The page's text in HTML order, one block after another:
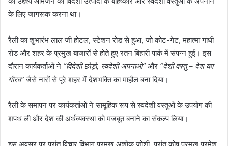
के लिए जागरूक करना था।
रैली का शुभारंभ लाल जी होटल, स्टेशन रोड से हुआ, जो कोट-गेट, महात्मा गांधी
रोड और शहर के प्रमुख बाजारों से होते हुए रतन बिहारी पार्क में संपन्न हुई। इस
दौरान कार्यकर्ताओं ने “विदेशी छोड़ो, स्वदेशी अपनाओ” और “देशी वस्तु – देश का
गौरव”जैसे नारों से पूरे शहर में देशभक्ति का माहौल बना दिया।
रैली के समापन पर कार्यकर्ताओं ने सामूहिक रूप से स्वदेशी वस्तुओं के उपयोग की
शपथ ली और देश की अर्थव्यवस्था को मजबूत बनाने का संकल्प लिया।
इस अवसर पर प्रांत विचार विभाग प्रमुख अशोक जोशी, प्रांत कोष प्रमुख परमेश